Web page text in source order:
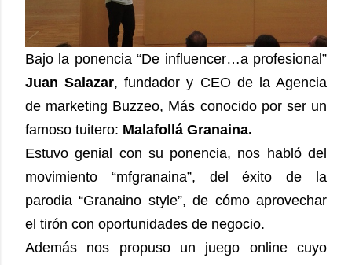
Bajo la ponencia “De influencer…a profesional”
Juan Salazar, fundador y CEO de la Agencia
de marketing Buzzeo, Más conocido por ser un
famoso tuitero: Malafollá Granaina.
Estuvo genial con su ponencia, nos habló del
movimiento “mfgranaina”, del éxito de la
parodia “Granaino style”, de cómo aprovechar
el tirón con oportunidades de negocio.
Además nos propuso un juego online cuyo